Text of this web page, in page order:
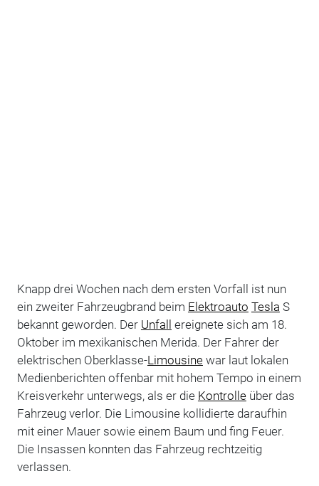
Knapp drei Wochen nach dem ersten Vorfall ist nun
ein zweiter Fahrzeugbrand beim Elektroauto Tesla S
bekannt geworden. Der Unfall
ereignete sich am 18.
Oktober im mexikanischen Merida. Der Fahrer der
elektrischen Oberklasse-Limousinewar laut lokalen
Medienberichten offenbar mit hohem Tempo in einem
Kreisverkehr unterwegs, als er die Kontrolleüber das
Fahrzeug verlor. Die Limousine kollidierte daraufhin
mit einer Mauer sowie einem Baum und fing Feuer.
Die Insassen konnten das Fahrzeug rechtzeitig
verlassen.